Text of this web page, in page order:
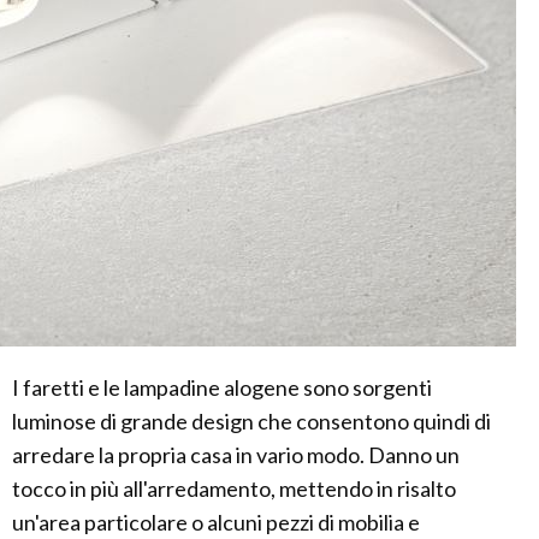
I faretti e le lampadine alogene sono sorgenti
luminose di grande design che consentono quindi di
arredare la propria casa in vario modo. Danno un
tocco in più all'arredamento, mettendo in risalto
un'area particolare o alcuni pezzi di mobilia e